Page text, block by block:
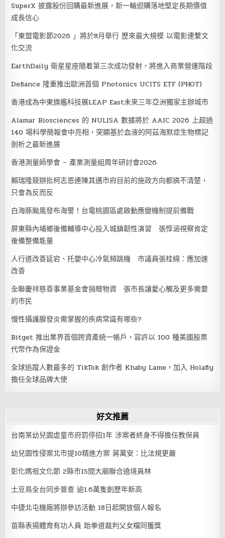
SuperX 披露股份回購最新進展，新一輪迴購落地堅定長期價值
成長信心
「東盟電影節2026 」將於8月舉行 歷來最大規模 以電影連繫文
化交流
EarthDaily 衛星星座隨着第三次成功發射，將進入商業營運階段
Defiance 隆重推出歐洲首個 Photonics UCITS ETF (PHOT)
香港成為中東旗艦科技展LEAP East未來三年亞洲獨家主辦城市
Alamar Biosciences 的 NULISA 數據將於 AAIC 2026 上超過
140 場科學簡報會中亮相，突顯基於血液的阿茲海默症生物標記
剖析之最新進展
香港測量師學會 – 產業測量組周年研討會2026
賴瑞隆競辦批柯志恩連陳其邁市府目前的施政方向都搞不清楚，
只會為反而反
白海豚颱風發布海警！台電桃園區處啟動應變機制提前備戰
屏東縣內埔鄉後備輔導中心投入城鎮韌性演習 張惇涵視察肯定
後備整備能量
人行道改善延宕、托嬰中心冷氣頻跳機 市議員張桂綿：應加速
改善
全聯慶祥慈善事業基金會捐贈物資 張市長讓愛心觸及更多需要
的市民
慢性攝護腺發炎需掌握的疾病常識有哪些?
Bitget 推出業界首個跨資產統一帳戶，容許以 100 種美國股票
代幣作為保證金
全球追蹤人數最多的 TikTok 創作者 Khaby Lame，加入 Holafly
擔任全球品牌大使
好文推薦
台南某幼兒園虐童市府罰停招1年 涉案者終身不得擔任教保員
幼兒園性侵案北市提10精進方案 蔣萬安：比法規更嚴
彰化媽祖文化節 2縣市15間大廟聯合遶境員林
土豆鳥全台同步普查 逾1.6萬隻創歷年新高
中捷北屯機廠將辦參訪活動 18日起開放個人報名
苗縣表揚體育有功人員 跆拳道裁判父女檔同獲獎